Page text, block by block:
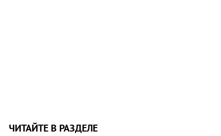
ЧИТАЙТЕ В РАЗДЕЛЕ